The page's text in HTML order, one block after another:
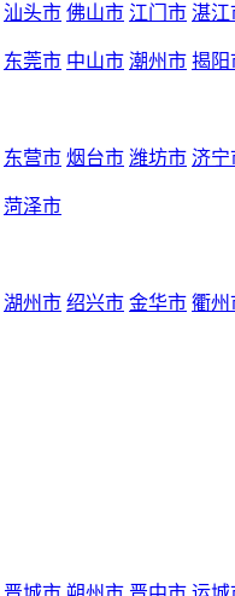
汕头市 佛山市 江门市 湛江
东莞市 中山市 潮州市 揭阳
东营市 烟台市 潍坊市 济宁
菏泽市
湖州市 绍兴市 金华市 衢州